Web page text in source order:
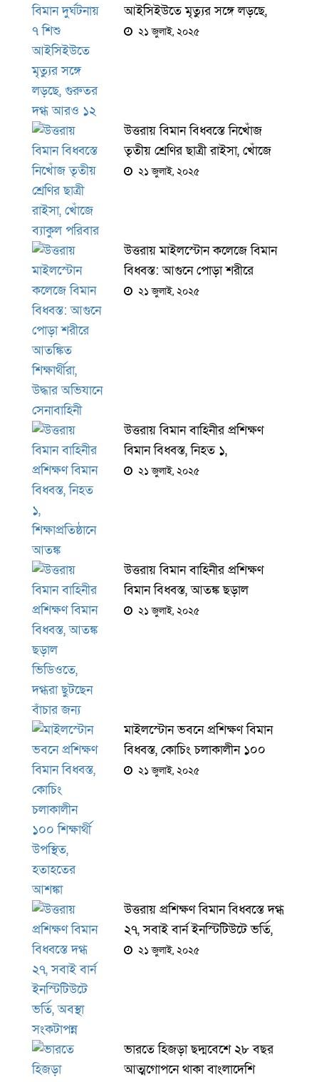
আইসিইউতে মৃত্যুর সঙ্গে লড়ছে,
গুরুতর দগ্ধ আরও ১২
২১ জুলাই, ২০২৫
উত্তরায় বিমান বিধ্বস্তে নিখোঁজ
তৃতীয় শ্রেণির ছাত্রী রাইসা, খোঁজে
ব্যাকুল পরিবার
২১ জুলাই, ২০২৫
উত্তরায় মাইলস্টোন কলেজে বিমান
বিধ্বস্ত: আগুনে পোড়া শরীরে
আতঙ্কিত শিক্ষার্থীরা, উদ্ধার অভিযানে
২১ জুলাই, ২০২৫
উত্তরায় বিমান বাহিনীর প্রশিক্ষণ
বিমান বিধ্বস্ত, নিহত ১,
শিক্ষাপ্রতিষ্ঠানে আতঙ্ক
২১ জুলাই, ২০২৫
উত্তরায় বিমান বাহিনীর প্রশিক্ষণ
বিমান বিধ্বস্ত, আতঙ্ক ছড়াল
ভিডিওতে, দগ্ধরা ছুটছেন বাঁচার জন্য
২১ জুলাই, ২০২৫
মাইলস্টোন ভবনে প্রশিক্ষণ বিমান
বিধ্বস্ত, কোচিং চলাকালীন ১০০
শিক্ষার্থী উপস্থিত, হতাহতের আশঙ্কা
২১ জুলাই, ২০২৫
উত্তরায় প্রশিক্ষণ বিমান বিধ্বস্তে দগ্ধ
২৭, সবাই বার্ন ইনস্টিটিউটে ভর্তি,
অবস্থা সংকটাপন্ন
২১ জুলাই, ২০২৫
ভারতে হিজড়া ছদ্মবেশে ২৮ বছর
আত্মগোপনে থাকা বাংলাদেশি